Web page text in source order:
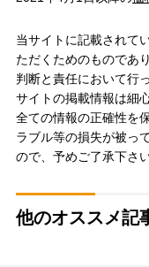
当サイトに記載されて
ただくためのものであ
判断と責任において行
サイトの掲載情報は細
全ての情報の正確性を
ラブル等の損失が被っ
ので、予めご了承下さい
他のオススメ記